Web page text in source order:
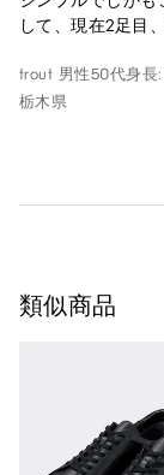
して、現在2足目
trout 男性50代身長
栃木県
類似商品